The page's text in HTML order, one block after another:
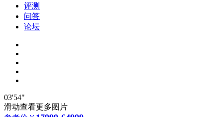
评测
问答
论坛
03'54"
滑动查看更多图片